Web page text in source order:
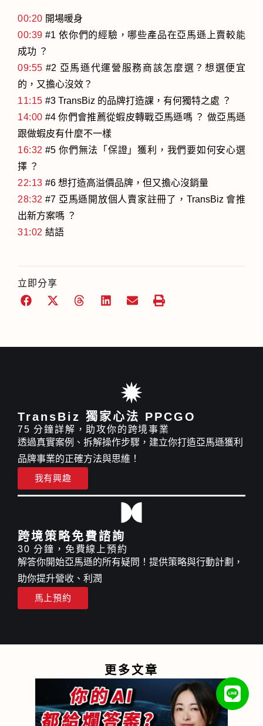
00:20 開場暖身
00:39 #1 依你們的經驗，哪些產品在亞馬遜上賣較能
成功 ？
09:55 #2 亞馬遜代運營服務商該怎麼選？想選便宜
的，又擔心沒效？
11:15 #3 TransBiz 的品牌打造課，有何獨特之處 ？
14:00 #4 你們會推薦從蝦皮轉戰亞馬遜嗎 ？ 做亞馬遜
跟做蝦皮有什麼不一樣
16:32 #5 你們無法「保證」獲利，我們要如何安心選
擇 ？
22:13 #6 想打造高溢價品牌，但又擔心沒銷量
28:32 #7 亞馬遜開放個人賣家註冊了，TransBiz 會推
出新方案嗎 ？
31:02 結語
立即分享
TransBiz 獨家心法 PPCGO
75 分鐘詳解，助攻你的跨境事業
透過真實案例、拆解操作步驟，建立你打造亞馬遜獲利
品牌事業的正確方法與思維！
我有興趣
跨境策略免費諮詢
30 分鐘，免費線上預約
解答你開始亞馬遜的所有疑問！提供策略與行動計劃，
助你提升營收、利潤
馬上預約
更多文章